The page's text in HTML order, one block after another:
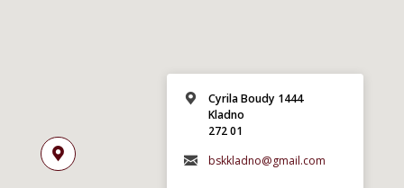
Cyrila Boudy 1444
Kladno
272 01
bskkladno@gmail.com